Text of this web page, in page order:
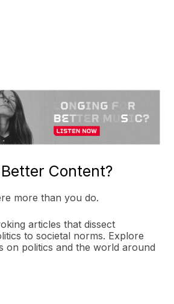
Content?
more than you do.
articles that dissect
to societal norms. Explore
on politics and the world around